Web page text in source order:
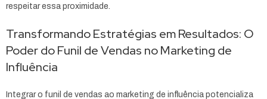
respeitar essa proximidade.
Transformando Estratégias em Resultados: O
Poder do Funil de Vendas no Marketing de
Influência
Integrar o funil de vendas ao marketing de influência potencializa